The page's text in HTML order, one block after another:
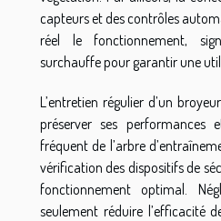
capteurs et des contrôles
réel le fonctionnement,
surchauffe pour garantir une
L’entretien régulier d’un
préserver ses performances
fréquent de l’arbre
vérification des dispositifs de
fonctionnement optimal.
seulement réduire l’efficacité